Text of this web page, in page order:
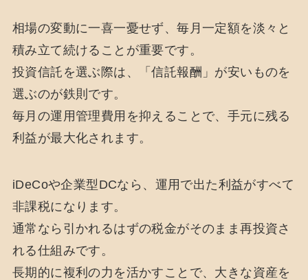
相場の変動に一喜一憂せず、毎月一定額を淡々と
積み立て続けることが重要です。
投資信託を選ぶ際は、「信託報酬」が安いものを
選ぶのが鉄則です。
毎月の運用管理費用を抑えることで、手元に残る
利益が最大化されます。
iDeCoや企業型DCなら、運用で出た利益がすべて
非課税になります。
通常なら引かれるはずの税金がそのまま再投資さ
れる仕組みです。
長期的に複利の力を活かすことで、大きな資産を